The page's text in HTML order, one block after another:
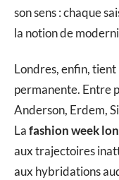
son sens : chaque
la notion de
Londres, enfin, tient
permanente. Entre
Anderson, Erdem,
Lafashion week
aux trajectoires
aux hybridations